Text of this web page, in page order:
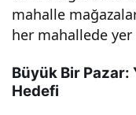
mahalle
her mahallede yer
Büyük Bir Pazar:
Hedefi